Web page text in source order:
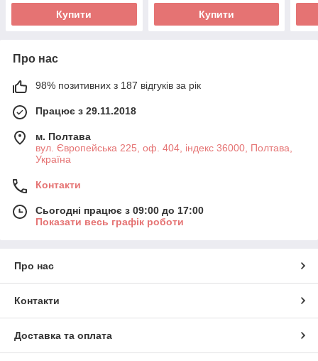
Купити Купити
Про нас
98% позитивних з 187 відгуків за рік
Працює з 29.11.2018
м. Полтава
вул. Європейська 225, оф. 404, індекс 36000, Полтава,
Україна
Контакти
Сьогодні працює з 09:00 до 17:00
Показати весь графік роботи
Про нас
Контакти
Доставка та оплата